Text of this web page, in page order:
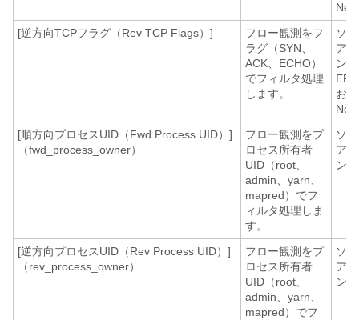
[逆方向TCPフラグ（Rev TCP Flags）]
フロー観測をフ
ラグ（SYN、
ACK、ECHO）
でフィルタ処理
します。
ソ
ア
ン
お
[順方向プロセスUID（Fwd Process UID）]
（fwd_process_owner）
フロー観測をプ
ロセス所有者
UID（root、
admin、yarn、
mapred）でフ
ィルタ処理しま
す。
ソ
ア
ント
[逆方向プロセスUID（Rev Process UID）]
（rev_process_owner）
フロー観測をプ
ロセス所有者
UID（root、
admin、yarn、
mapred）でフ
ソ
ア
ント